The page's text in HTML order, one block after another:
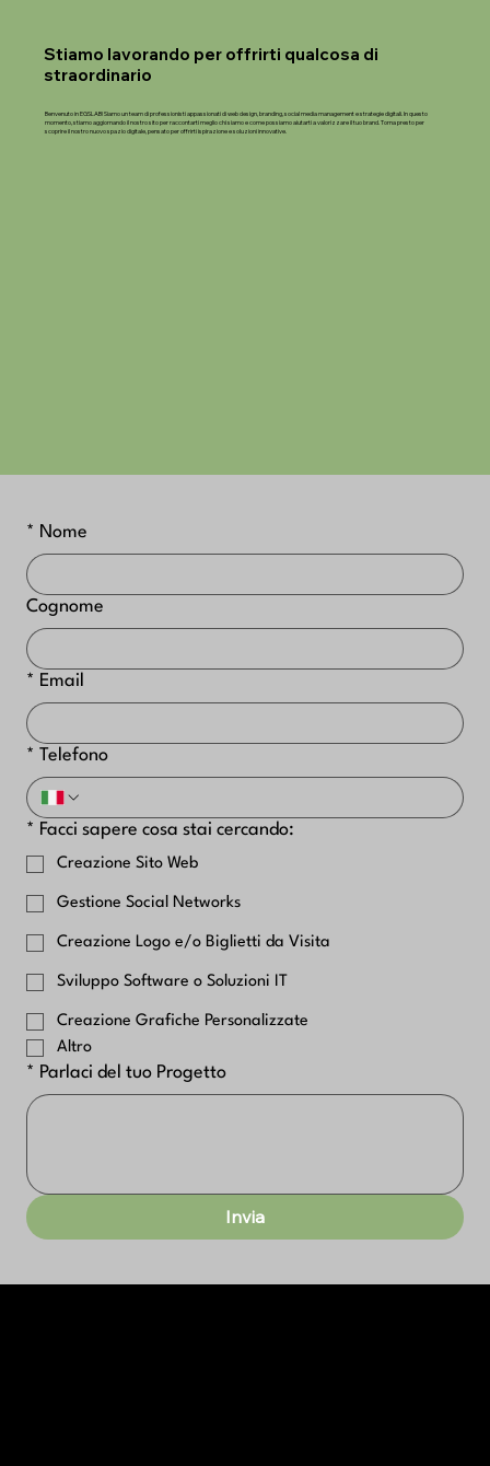
Stiamo lavorando per offrirti qualcosa di
straordinario
Benvenuto in EGSLAB! Siamo un team di professionisti appassionati di web design, branding, social media management e strategie digitali. In questo
momento, stiamo aggiornando il nostro sito per raccontarti meglio chi siamo e come possiamo aiutarti a valorizzare il tuo brand. Torna presto per
scoprire il nostro nuovo spazio digitale, pensato per offrirti ispirazione e soluzioni innovative.
* Nome
Cognome
* Email
* Telefono
* Facci sapere cosa stai cercando:
Creazione Sito Web
Gestione Social Networks
Creazione Logo e/o Biglietti da Visita
Sviluppo Software o Soluzioni IT
Creazione Grafiche Personalizzate
Altro
* Parlaci del tuo Progetto
Invia